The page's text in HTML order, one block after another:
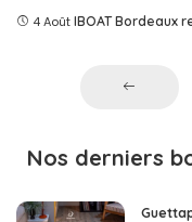
4 Août IBOAT Bordeaux
Nos derniers